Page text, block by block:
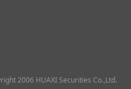
2006 HUAXI Securities Co.,Ltd.